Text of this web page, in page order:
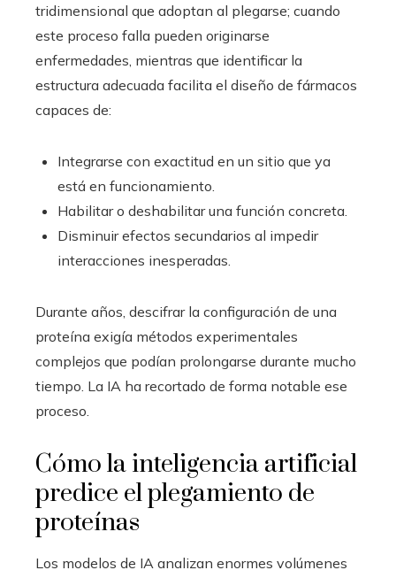
tridimensional que adoptan al plegarse; cuando
este proceso falla pueden originarse
enfermedades, mientras que identificar la
estructura adecuada facilita el diseño de fármacos
capaces de:
Integrarse con exactitud en un sitio que ya
está en funcionamiento.
Habilitar o deshabilitar una función concreta.
Disminuir efectos secundarios al impedir
interacciones inesperadas.
Durante años, descifrar la configuración de una
proteína exigía métodos experimentales
complejos que podían prolongarse durante mucho
tiempo. La IA ha recortado de forma notable ese
proceso.
Cómo la inteligencia artificial
predice el plegamiento de
proteínas
Los modelos de IA analizan enormes volúmenes